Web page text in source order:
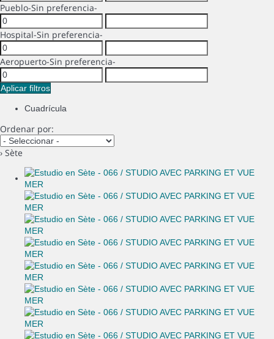
Pueblo-Sin preferencia-
Hospital-Sin preferencia-
Aeropuerto-Sin preferencia-
Aplicar filtros
Cuadrícula
Ordenar por:
› Sète